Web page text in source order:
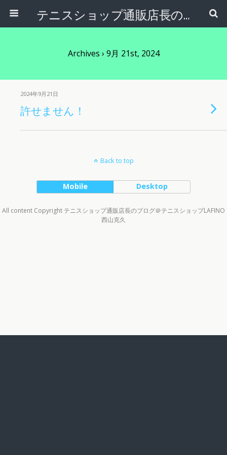
テニスショップ通販店長のブログ＠テニスショップLAFINO 西山克久
Archives › 9月 21st, 2024
2024年9月21日
許せません！
Back to top
Mobile Desktop
All content Copyright テニスショップ通販店長のブログ＠テニスショップLAFINO
西山克久